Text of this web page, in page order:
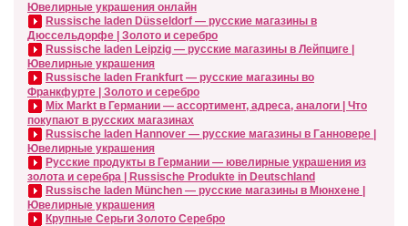
Ювелирные украшения онлайн
Russische laden Düsseldorf — русские магазины в
Дюссельдорфе | Золото и серебро
Russische laden Leipzig — русские магазины в Лейпциге |
Ювелирные украшения
Russische laden Frankfurt — русские магазины во
Франкфурте | Золото и серебро
Mix Markt в Германии — ассортимент, адреса, аналоги | Что
покупают в русских магазинах
Russische laden Hannover — русские магазины в Ганновере |
Ювелирные украшения
Русские продукты в Германии — ювелирные украшения из
золота и серебра | Russische Produkte in Deutschland
Russische laden München — русские магазины в Мюнхене |
Ювелирные украшения
Крупные Серьги Золото Серебро